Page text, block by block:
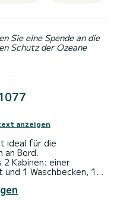
Sie eine Spende an die
Schutz der Ozeane
anzeigen
ideal für die
an Bord.
Kabinen: einer
1 Waschbecken, 1
und 1 WC). Die
Bank, die in ein